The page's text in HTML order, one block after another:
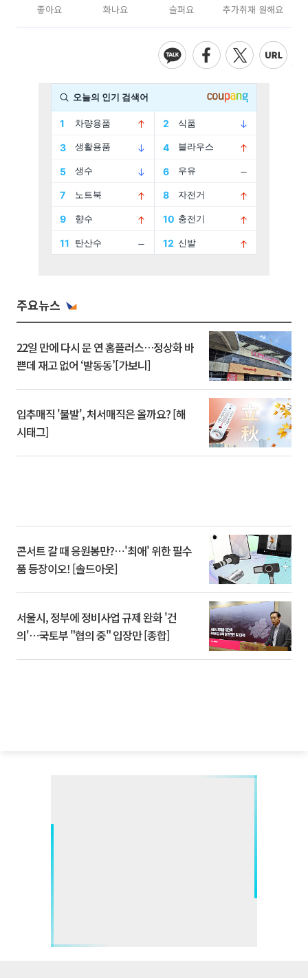
좋아요 화나요 슬퍼요 추가취재 원해요
주요뉴스
22일 만에 다시 문 연 홈플러스…정상화 바
쁜데 재고 없어 ‘발동동’[가보니]
입추매직 '불발', 처서매직은 올까요? [해
시태그]
콘서트 갈 때 응원봉만?⋯'최애' 위한 필수
품 등장이오! [솔드아웃]
서울시, 정부에 정비사업 규제 완화 '건
의'⋯국토부 "협의 중" 입장만 [종합]